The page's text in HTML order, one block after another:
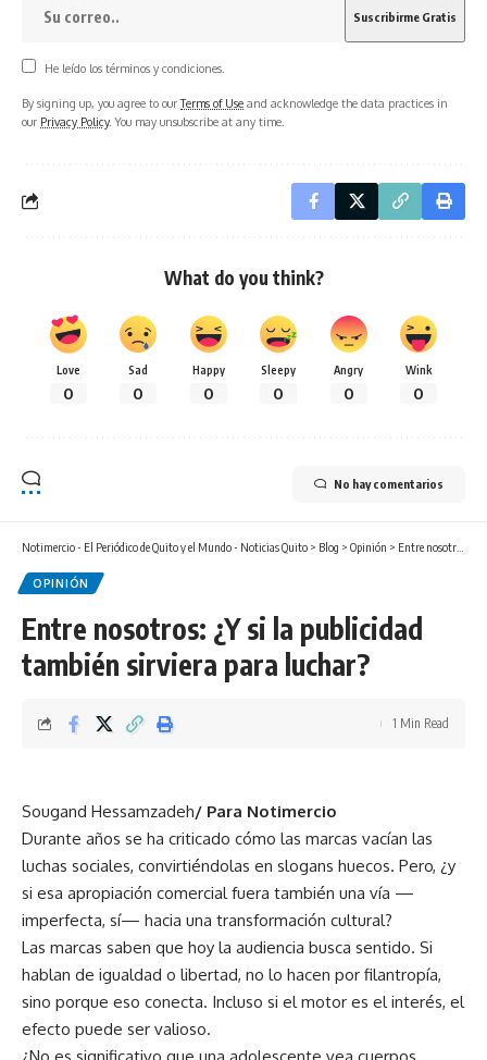
He leído los términos y condiciones.
By signing up, you agree to ourTerms of Use and acknowledge the data practices in
our Privacy Policy. You may unsubscribe at any time.
What do you think?
Love
0
Sad
0
Happy
0
Sleepy
0
Angry
0
Wink
0
No hay comentarios
Notimercio - El Periódico de Quito y el Mundo - Noticias Quito > Blog > Opinión > Entre nosotros: ¿Y si la publicidad también sirviera para luchar?
OPINIÓN
Entre nosotros: ¿Y si la publicidad
también sirviera para luchar?
1 Min Read
Sougand Hessamzadeh/ Para Notimercio
Durante años se ha criticado cómo las marcas vacían las
luchas sociales, convirtiéndolas en slogans huecos. Pero, ¿y
si esa apropiación comercial fuera también una vía —
imperfecta, sí— hacia una transformación cultural?
Las marcas saben que hoy la audiencia busca sentido. Si
hablan de igualdad o libertad, no lo hacen por filantropía,
sino porque eso conecta. Incluso si el motor es el interés, el
efecto puede ser valioso.
¿No es significativo que una adolescente vea cuerpos